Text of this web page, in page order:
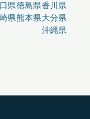
県徳島県香川県
県熊本県大分県
沖縄県